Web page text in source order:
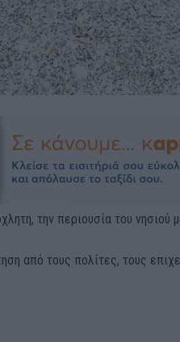
την περιουσία του νησιού
από τους πολίτες, τους